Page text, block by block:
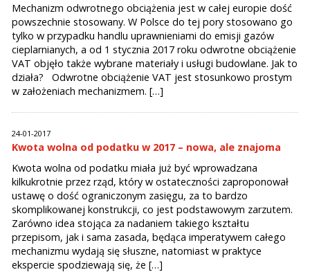
Mechanizm odwrotnego obciążenia jest w całej europie dość
powszechnie stosowany. W Polsce do tej pory stosowano go
tylko w przypadku handlu uprawnieniami do emisji gazów
cieplarnianych, a od 1 stycznia 2017 roku odwrotne obciążenie
VAT objęło także wybrane materiały i usługi budowlane. Jak to
działa? Odwrotne obciążenie VAT jest stosunkowo prostym
w założeniach mechanizmem. […]
24-01-2017
Kwota wolna od podatku w 2017 – nowa, ale znajoma
Kwota wolna od podatku miała już być wprowadzana
kilkukrotnie przez rząd, który w ostateczności zaproponował
ustawę o dość ograniczonym zasięgu, za to bardzo
skomplikowanej konstrukcji, co jest podstawowym zarzutem.
Zarówno idea stojąca za nadaniem takiego kształtu
przepisom, jak i sama zasada, będąca imperatywem całego
mechanizmu wydają się słuszne, natomiast w praktyce
ekspercie spodziewają się, że […]